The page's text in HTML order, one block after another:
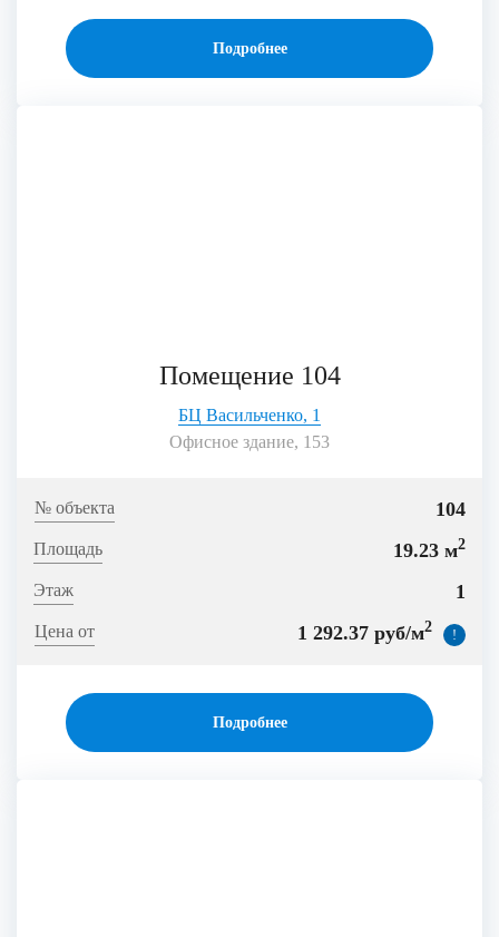
Подробнее
Помещение 104
БЦ Васильченко, 1
Офисное здание, 153
104
19.23 м2
1
1 292.37 руб/м2 !
Подробнее